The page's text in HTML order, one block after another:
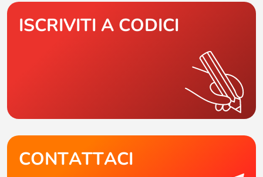
ISCRIVITI A CODICI
CONTATTACI